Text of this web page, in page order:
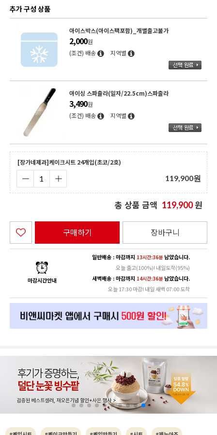
추가 구성 상품
케이크돌림판(스텐회전판) 305xH65
22,900원
(조건) 배송
지역별
[코지아트]케이크박스(무지1호/받침포함)
1,690원
(조건) 배송
지역별
[장가네제과]케이크시트 24개입(초코/2호)
119,900원
총 상품 금액 119,900원
구매하기 장바구니
마감시간안내
일반배송 : 마감까지 13시간:36분남았습니다.
오늘 출고(100%)! 내일도착(95%)
새벽배송 : 마감까지 14시간:36분남았습니다.
오늘 17:30 마감! 내일 새벽 07:00 도착